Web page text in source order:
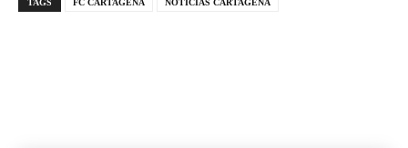
TAGS FC CARTAGENA NOTICIAS CARTAGENA